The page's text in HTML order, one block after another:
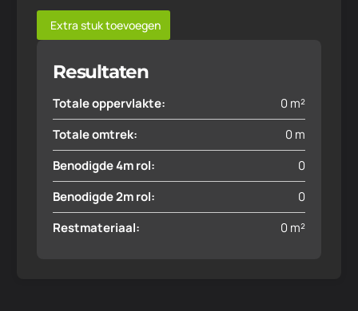
Extra stuk toevoegen
Resultaten
Totale oppervlakte: 0 m²
Totale omtrek:
0 m
Benodigde 4m rol:
0
Benodigde 2m rol:
0
Restmateriaal:
0 m²